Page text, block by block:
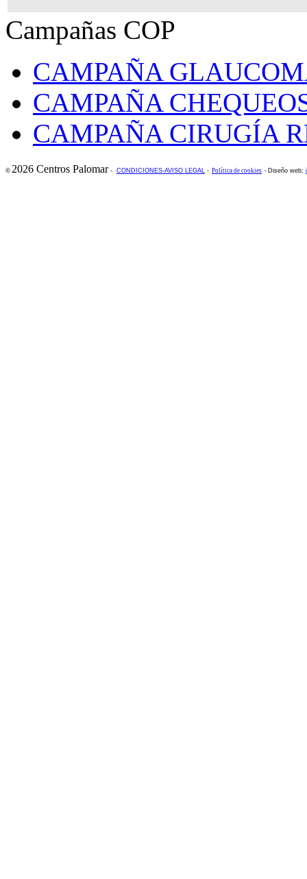
Campañas COP
CAMPAÑA
CAMPAÑA
CAMPAÑA CIRUGÍA
© 2026 Centros Palomar- CONDICIONES-AVISO LEGAL - Política de cookies - Diseño web: